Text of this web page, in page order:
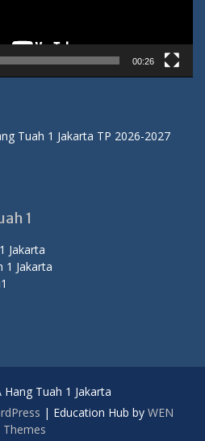
00:26
Tuah 1 Jakarta TP 2026-2027
1
Jakarta
1 Jakarta
Hang Tuah 1 Jakarta
| Education Hub by WEN
Themes